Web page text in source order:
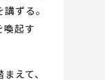
ずる。
喚起す
えて、